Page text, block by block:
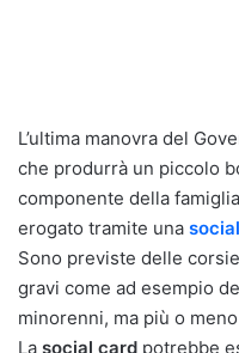
L’ultima manovra del
che produrrà un piccolo
componente della
erogato tramite una
Sono previste delle
gravi come ad esempio
minorenni, ma più o
La social card potrebbe